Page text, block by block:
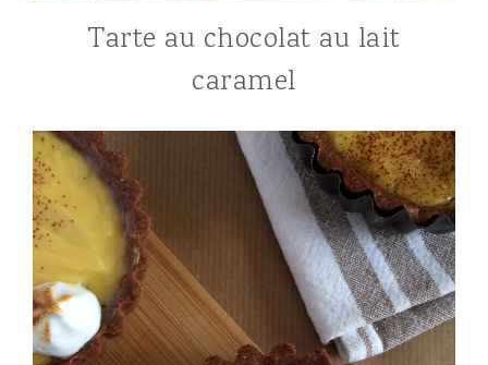
Tarte au chocolat au lait
caramel